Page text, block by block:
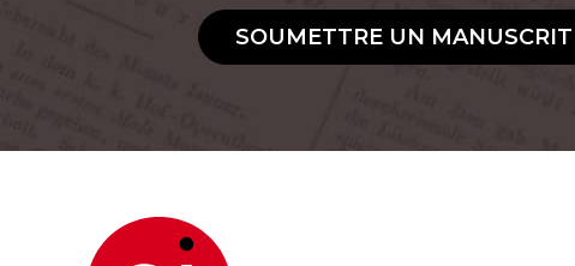
SOUMETTRE UN MANUSCRIT